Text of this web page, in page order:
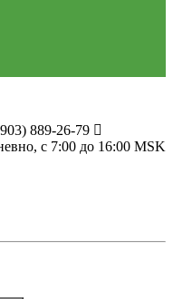
889-26-79
с 7:00 до 16:00 MSK